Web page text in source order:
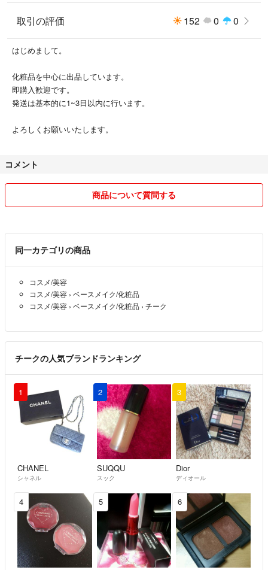
取引の評価 152 0 0
はじめまして。
化粧品を中心に出品しています。
即購入歓迎です。
発送は基本的に1~3日以内に行います。
よろしくお願いいたします。
コメント
商品について質問する
同一カテゴリの商品
コスメ/美容
コスメ/美容 › ベースメイク/化粧品
コスメ/美容 › ベースメイク/化粧品 › チーク
チークの人気ブランドランキング
1
CHANEL
シャネル
2
SUQQU
スック
3
Dior
ディオール
4 5 6